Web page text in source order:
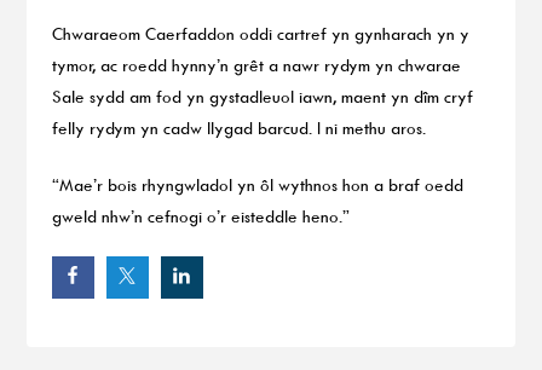
Chwaraeom Caerfaddon oddi cartref yn gynharach yn y
tymor, ac roedd hynny’n grêt a nawr rydym yn chwarae
Sale sydd am fod yn gystadleuol iawn, maent yn dîm cryf
felly rydym yn cadw llygad barcud. I ni methu aros.
“Mae’r bois rhyngwladol yn ôl wythnos hon a braf oedd
gweld nhw’n cefnogi o’r eisteddle heno.”